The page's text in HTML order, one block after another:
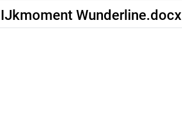
Wunderline.docx